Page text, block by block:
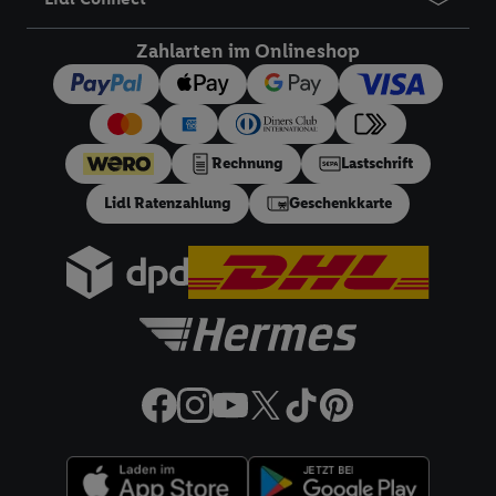
Zahlarten im Onlineshop
Rechnung Lastschrift
Lidl Ratenzahlung Geschenkkarte
Ihnen personalisierte Werbung auszuspielen. Hierzu wird von
uns und einem der anderen oben genannten Partner auch Ihre
in einen Hashwert umgewandelte E-Mail-Adresse in
gemeinsamer Verantwortlichkeit verarbeitet.
Zudem erlauben Sie uns, der Utiq SA/NV („Utiq“) und
IhremTelekommunikationsnetzbetreiber, die Utiq-Technologie
in den Lidl-Diensten einzusetzen. Utiq prüft zunächst anhand
Wenn das der Fall ist, gibt Utiq Ihre IP-Adresse an Ihren
Netzbetreiber weiter, der anhand der IP-Adresse und einer
Kennung für Utiq erstellt. Wir werden diese Kennung
Ihr Nutzungsverhalten in den Lidl-Diensten zu erfassen.
Insbesondere können Sie mittels dieser Technologie auch auf
werden, damit wir Ihnen dort personalisierte Werbung